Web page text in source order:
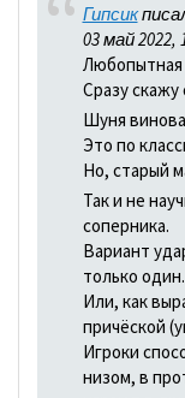
Гипсик
03 май 2022,
Любопытная
Сразу
Шуня
Это по
Но, старый
Так и не
соперника.
Вариант
только
Или, как
причёской
Игроки
низом, в